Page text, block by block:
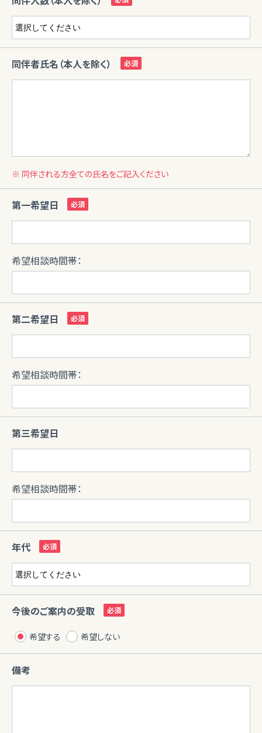
同伴者氏名（本人を除く）
※ 同伴される方全ての氏名をご記入ください
第一希望日
希望相談時間帯：
第二希望日
希望相談時間帯：
第三希望日
希望相談時間帯：
年代
今後のご案内の受取
希望する 希望しない
備考